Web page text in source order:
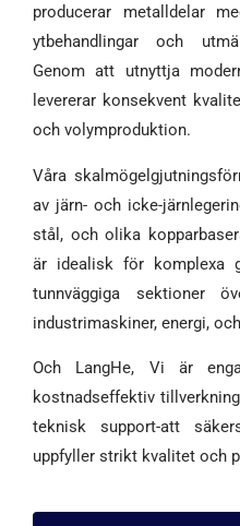
producerar metalldelar
ytbehandlingar och
Genom att utnyttja
levererar konsekvent
och volymproduktion.
Våra
av järn- och icke-
stål, och olika
är idealisk för komplexa
tunnväggiga sektioner
industrimaskiner, energi,
Och LangHe, Vi är
kostnadseffektiv
teknisk support-att
uppfyller strikt kvalitet och